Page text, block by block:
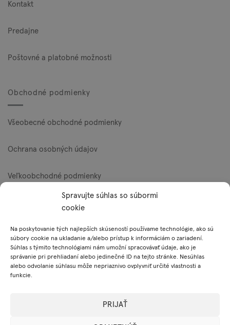
Spravujte súhlas so súbormi
cookie
Na poskytovanie tých najlepších skúseností používame technológie, ako sú
súbory cookie na ukladanie a/alebo prístup k informáciám o zariadení.
Súhlas s týmito technológiami nám umožní spracovávať údaje, ako je
správanie pri prehliadaní alebo jedinečné ID na tejto stránke. Nesúhlas
alebo odvolanie súhlasu môže nepriaznivo ovplyvniť určité vlastnosti a
funkcie.
PRIJAŤ
Kontakt
Predajne
Poštovné a platobné možnosti
Obchodné podmienky
Všeobecné obchodné podmienky
Ochrana osobných údajov
Veľkoobchodné podmienky
Reklamačný poriadok
Zásady používania súborov cookie (EÚ)
Platobné metódy